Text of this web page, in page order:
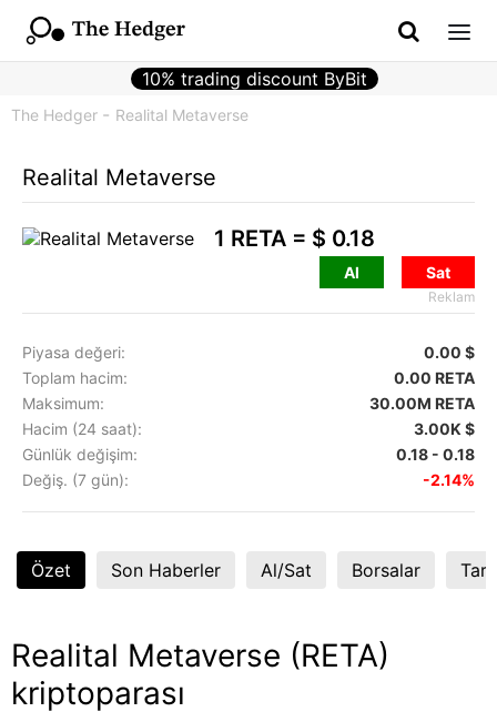
10% trading discount ByBit
The Hedger Realital Metaverse
Realital Metaverse
1 RETA = $ 0.18
Al Sat
Reklam
Piyasa değeri:
0.00 $
Toplam hacim:
0.00 RETA
Maksimum:
30.00M RETA
Hacim (24 saat):
3.00K $
Günlük değişim:
0.18 - 0.18
Değiş. (7 gün):
-2.14%
Özet Son Haberler Al/Sat Borsalar
Realital Metaverse (RETA)
kriptoparası